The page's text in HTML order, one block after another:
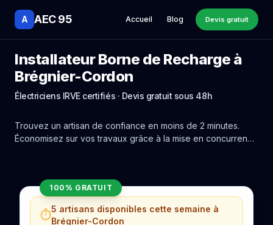
A AEC 95 Accueil Blog Devis gratuit
Installateur Borne de Recharge à
Brégnier-Cordon
Électriciens IRVE certifiés · Devis gratuit sous 48h
Trouvez un artisan de confiance en moins de 2 minutes.
Économisez sur vos travaux grâce à la mise en concurrence
100% GRATUIT
⏱️5 artisans disponibles cette semaine à
Brégnier-Cordon